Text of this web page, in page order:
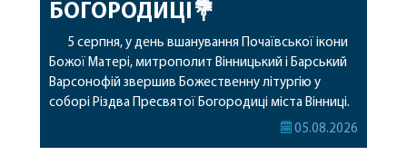
БОГОРОДИЦІ💐
5 серпня, у день вшанування Почаївської ікони
Божої Матері, митрополит Вінницький і Барський
Варсонофій звершив Божественну літургію у
соборі Різдва Пресвятої Богородиці міста Вінниці.
Його Високопреосвященству співслужили05.08.2026